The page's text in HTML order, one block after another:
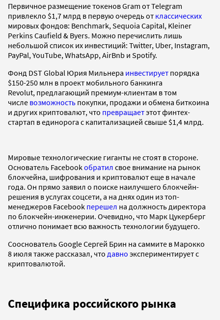
Первичное размещение токенов Gram от Telegram
привлекло $1,7 млрд в первую очередь от классических
мировых фондов: Benchmark, Sequoia Capital, Kleiner
Perkins Caufield & Byers. Можно перечислить лишь
небольшой список их инвестиций: Twitter, Uber, Instagram,
PayPal, YouTube, WhatsApp, AirBnb и Spotify.
Фонд DST Global Юрия Мильнера инвестирует порядка
$150-250 млн в проект мобильного банкинга
Revolut, предлагающий премиум-клиентам в том
числе возможность покупки, продажи и обмена биткоина
и других криптовалют, что превращаетэтот финтех-
стартап в единорога с капитализацией свыше $1,4 млрд.
Мировые технологические гиганты не стоят в стороне.
Основатель Facebookобратил свое внимание на рынок
блокчейна, шифрования и криптовалют еще в начале
года. Он прямо заявил о поиске наилучшего блокчейн-
решения в услугах соцсети, а на днях один из топ-
менеджеров Facebook перешел на должность директора
по блокчейн-инженерии. Очевидно, что Марк Цукерберг
отлично понимает всю важность технологии будущего.
Сооснователь Google Сергей Брин на саммите в Марокко
8 июля также рассказал, что давно экспериментирует с
криптовалютой.
Специфика российского рынка